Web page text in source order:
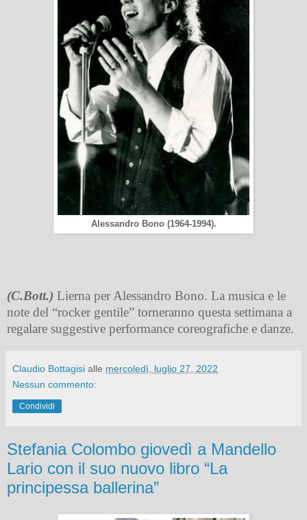
Alessandro Bono (1964-1994).
(C.Bott.) Lierna per Alessandro Bono. La musica e le
note del “rocker gentile” torneranno questa settimana a
regalare suggestive performance coreografiche e danze.
Claudio Bottagisi alle mercoledì, luglio 27, 2022
Nessun commento:
Condividi
Stefania Colombo giovedì a Mandello
Lario con il suo nuovo libro “La
principessa ballerina”